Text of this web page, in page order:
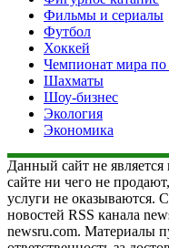
Фильмы и сериалы
Футбол
Хоккей
Чемпионат мира по
Шахматы
Шоу-бизнес
Экология
Экономика
Данный сайт не
сайте ни чего не
услуги не оказываются.
новостей RSS канала
newsru.com. Материалы